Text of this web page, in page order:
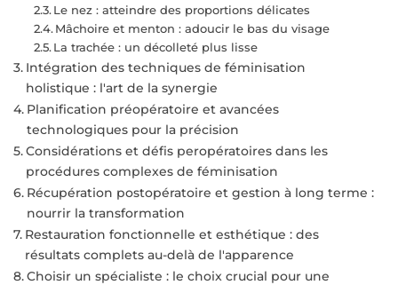
Le nez : atteindre des proportions délicates
Mâchoire et menton : adoucir le bas du visage
La trachée : un décolleté plus lisse
Intégration des techniques de féminisation
holistique : l'art de la synergie
Planification préopératoire et avancées
technologiques pour la précision
Considérations et défis peropératoires dans les
procédures complexes de féminisation
Récupération postopératoire et gestion à long terme :
nourrir la transformation
Restauration fonctionnelle et esthétique : des
résultats complets au-delà de l'apparence
Choisir un spécialiste : le choix crucial pour une